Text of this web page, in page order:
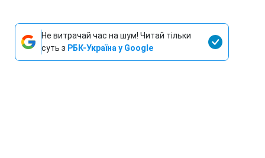
Не витрачай час на шум! Читай тільки
суть з РБК-Україна у Google